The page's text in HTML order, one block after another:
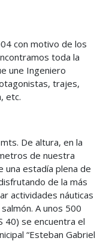
con motivo de los
toda la
une Ingeniero
trajes,
etc.
De altura, en la
de nuestra
una estadía plena de
de la más
actividades náuticas
A unos 500
40) se encuentra el
“Esteban Gabriel